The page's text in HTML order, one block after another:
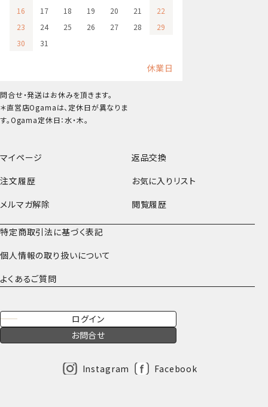
マイページ
返品交換
注文履歴
お気に入りリスト
メルマガ解除
閲覧履歴
特定商取引法に基づく表記
個人情報の取り扱いについて
よくあるご質問
ログイン
お問合せ
Instagram Facebook
16
17 18 19 20 21
22
23
24 25 26 27 28
29
30
31
休業日
問合せ・発送はお休みを頂きます。
＊直営店Ogamaは、定休日が異なりま
す。Ogama定休日：水・木。